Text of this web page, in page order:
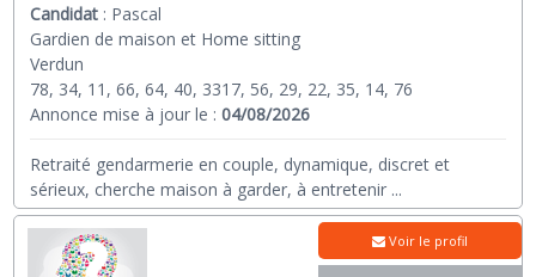
Candidat : Pascal
Gardien de maison et Home sitting
Verdun
78, 34, 11, 66, 64, 40, 3317, 56, 29, 22, 35, 14, 76
Annonce mise à jour le :04/08/2026
Retraité gendarmerie en couple, dynamique, discret et
sérieux, cherche maison à garder, à entretenir ...
Voir le profil